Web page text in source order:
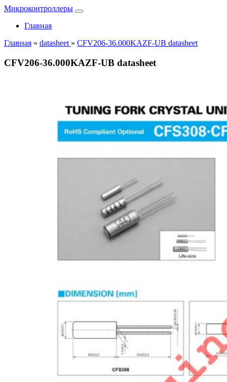
Микроконтроллеры
Главная
Главная » datasheet » CFV206-36.000KAZF-UB datasheet
CFV206-36.000KAZF-UB datasheet